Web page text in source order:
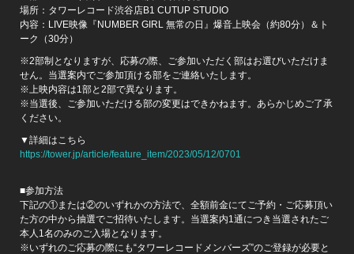
場所：タワーレコード渋谷店B1 CUTUP STUDIO
内容：LIVE映像『NUMBER GIRL 無常の日』爆音上映会（約80分）＆ト
ーク（30分）
※2部制となりますが、応募の際、ご参加いただく部はお選びいただけま
せん。当選案内でご参加頂ける部をご連絡いたします。
※上映内容は1部と2部で異なります。
※当選後、ご参加いただける部の変更はできかねます。あらかじめご了承
ください。
▼詳細はこちら
https://tower.jp/article/feature_item/2023/05/12/0701
■参加方法
下記の①または②のいずれかの方法で、全額前金にてご予約・ご応募頂い
た方の中から抽選でご招待いたします。当選案内1通につき当選されたご
本人1名のみのご入場となります。
※いずれのご応募の際にも“タワーレコードメンバーズ”のご登録が必要と